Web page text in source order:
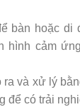
bàn hoặc di
hình cảm
và xử lý
để có trải